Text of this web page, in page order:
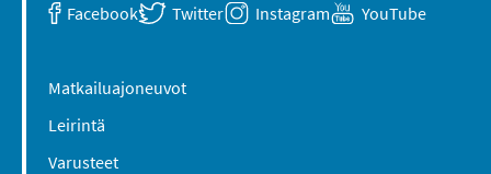
Facebook Twitter Instagram YouTube
Matkailuajoneuvot
Leirintä
Varusteet